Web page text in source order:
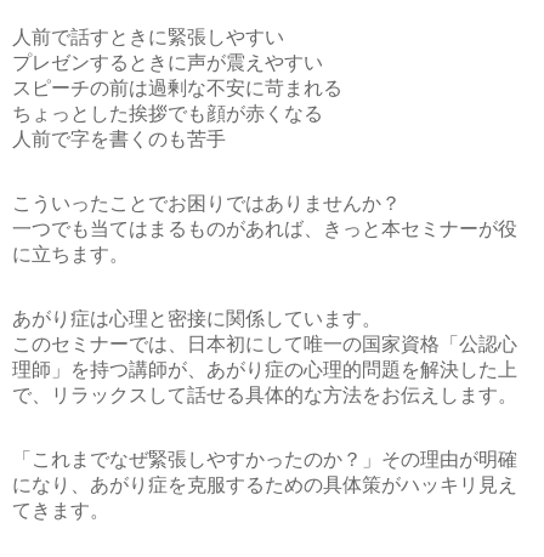
人前で話すときに緊張しやすい
プレゼンするときに声が震えやすい
スピーチの前は過剰な不安に苛まれる
ちょっとした挨拶でも顔が赤くなる
人前で字を書くのも苦手
こういったことでお困りではありませんか？
一つでも当てはまるものがあれば、きっと本セミナーが役
に立ちます。
あがり症は心理と密接に関係しています。
このセミナーでは、日本初にして唯一の国家資格「公認心
理師」を持つ講師が、あがり症の心理的問題を解決した上
で、リラックスして話せる具体的な方法をお伝えします。
「これまでなぜ緊張しやすかったのか？」その理由が明確
になり、あがり症を克服するための具体策がハッキリ見え
てきます。